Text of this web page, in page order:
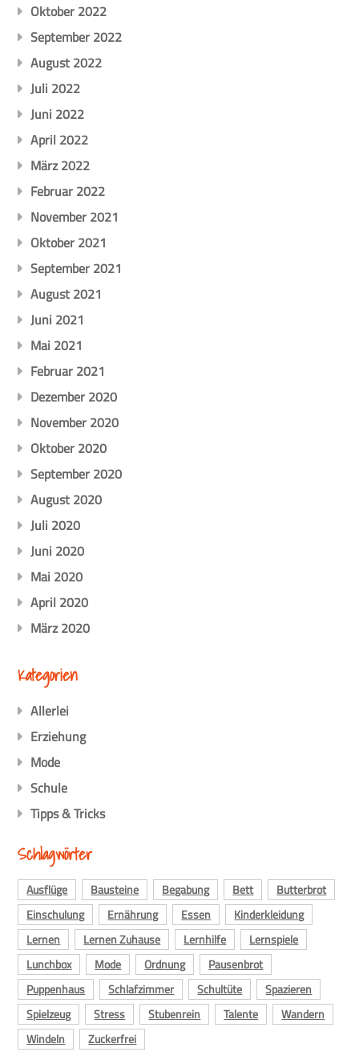
Oktober 2022
September 2022
August 2022
Juli 2022
Juni 2022
April 2022
März 2022
Februar 2022
November 2021
Oktober 2021
September 2021
August 2021
Juni 2021
Mai 2021
Februar 2021
Dezember 2020
November 2020
Oktober 2020
September 2020
August 2020
Juli 2020
Juni 2020
Mai 2020
April 2020
März 2020
Kategorien
Allerlei
Erziehung
Mode
Schule
Tipps & Tricks
Schlagwörter
Ausflüge Bausteine Begabung Bett
Butterbrot
Einschulung
Ernährung Essen
Kinderkleidung
Lernen
Lernen Zuhause Lernhilfe
Lernspiele
Lunchbox
Mode Ordnung
Pausenbrot
Puppenhaus
Schlafzimmer Schultüte
Spazieren
Spielzeug
Stress Stubenrein Talente
Wandern
Windeln
Zuckerfrei